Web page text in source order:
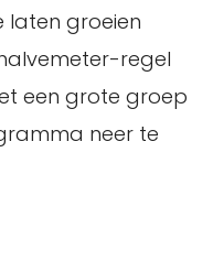
laten groeien
regel
een grote groep
neer te